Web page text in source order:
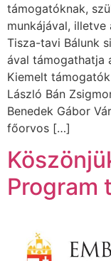
támogatóknak,
munkájával,
Tisza-tavi Bálunk
ával támogathatja
Kiemelt
László Bán
Benedek Gábor
főorvos […]
Program